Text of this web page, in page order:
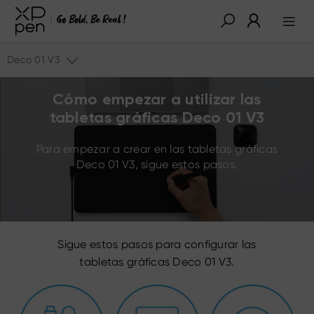
Deco 01 V3
Cómo empezar a utilizar las
tabletas gráficas Deco 01 V3
Para empezar a crear en las tabletas gráficas
Deco 01 V3, sigue estos pasos.
Sigue estos pasos para configurar las
tabletas gráficas Deco 01 V3.